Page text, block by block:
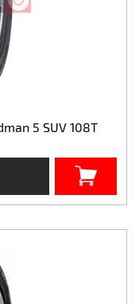
5 SUV 108T